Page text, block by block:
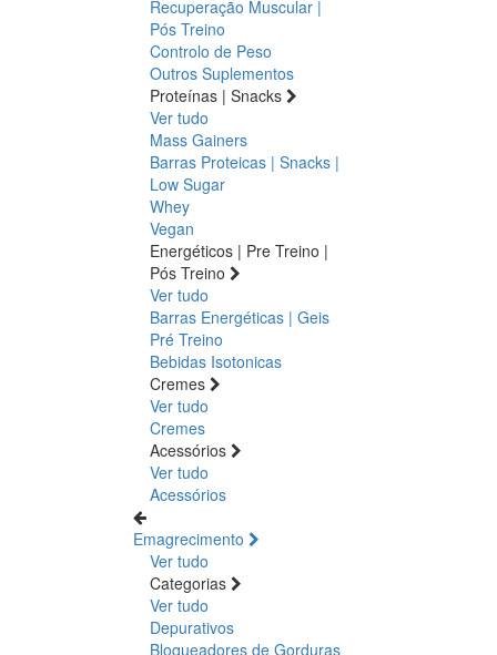
Recuperação Muscular |
Pós Treino
Controlo de Peso
Outros Suplementos
Proteínas | Snacks
Ver tudo
Mass Gainers
Barras Proteicas | Snacks |
Low Sugar
Whey
Vegan
Energéticos | Pre Treino |
Pós Treino
Ver tudo
Barras Energéticas | Geis
Pré Treino
Bebidas Isotonicas
Cremes
Ver tudo
Cremes
Acessórios
Ver tudo
Acessórios
Emagrecimento
Ver tudo
Categorias
Ver tudo
Depurativos
Bloqueadores de Gorduras